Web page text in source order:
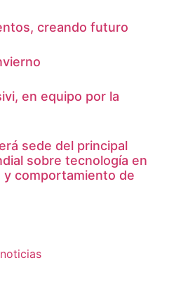
creando futuro
en equipo por la
sede del principal
sobre tecnología en
comportamiento de